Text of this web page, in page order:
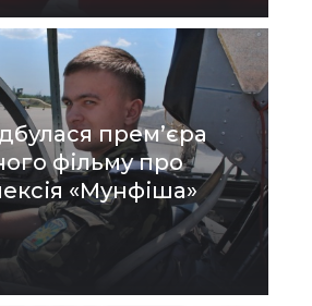
прем’єра
фільму про
«Мунфіша»